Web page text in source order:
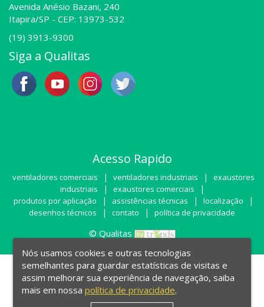
Avenida Anésio Bazani, 240
Itapira/SP - CEP: 13973-532
(19) 3913-9300
Siga a Qualitas
Acesso Rapido
ventiladores comerciais | ventiladores industriais |
exaustores
industriais
| exaustores comerciais |
produtos por aplicação | assistências técnicas | localização |
desenhos técnicos | contato | política de privacidade
© Qualitas
Nós usamos cookies e outras tecnologias
semelhantes para guardar estatísticas de visitas e
assim melhorar sua experiência de navegação, saiba
mais em nossapolítica de privacidade.